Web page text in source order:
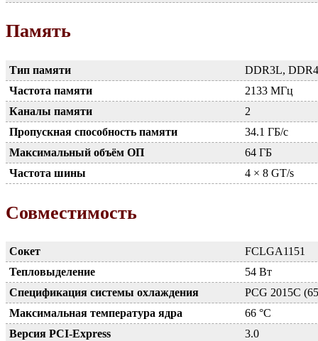
Память
Тип памяти
DDR3L, DDR4
Частота памяти
2133 МГц
Каналы памяти
2
Пропускная способность памяти
34.1 ГБ/с
Максимальный объём ОП
64 ГБ
Частота шины
4 × 8 GT/s
Совместимость
Сокет
FCLGA1151
Тепловыделение
54 Вт
Спецификация системы охлаждения
PCG 2015C
Максимальная температура ядра
66 °C
Версия PCI-Express
3.0